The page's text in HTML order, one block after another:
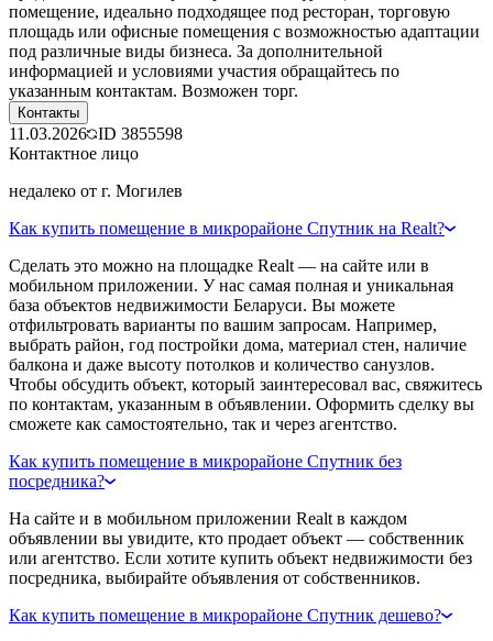
помещение, идеально подходящее под ресторан, торговую
площадь или офисные помещения с возможностью адаптации
под различные виды бизнеса. За дополнительной
информацией и условиями участия обращайтесь по
указанным контактам. Возможен торг.
Контакты
11.03.2026 ID 3855598
Контактное лицо
недалеко от г. Могилев
Как купить помещение в микрорайоне Спутник на Realt?
Сделать это можно на площадке Realt — на сайте или в
мобильном приложении. У нас самая полная и уникальная
база объектов недвижимости Беларуси. Вы можете
отфильтровать варианты по вашим запросам. Например,
выбрать район, год постройки дома, материал стен, наличие
балкона и даже высоту потолков и количество санузлов.
Чтобы обсудить объект, который заинтересовал вас, свяжитесь
по контактам, указанным в объявлении. Оформить сделку вы
сможете как самостоятельно, так и через агентство.
Как купить помещение в микрорайоне Спутник без
посредника?
На сайте и в мобильном приложении Realt в каждом
объявлении вы увидите, кто продает объект — собственник
или агентство. Если хотите купить объект недвижимости без
посредника, выбирайте объявления от собственников.
Как купить помещение в микрорайоне Спутник дешево?